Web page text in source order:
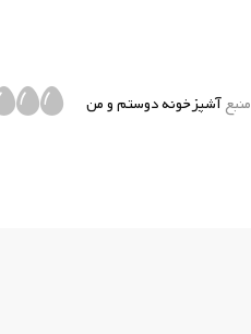
منبعآشپزخونه دوستم و من